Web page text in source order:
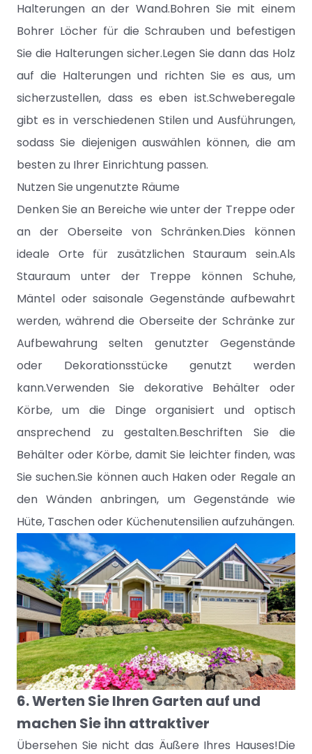
Halterungen an der Wand.Bohren Sie mit einem
Bohrer Löcher für die Schrauben und befestigen
Sie die Halterungen sicher.Legen Sie dann das Holz
auf die Halterungen und richten Sie es aus, um
sicherzustellen, dass es eben ist.Schweberegale
gibt es in verschiedenen Stilen und Ausführungen,
sodass Sie diejenigen auswählen können, die am
besten zu Ihrer Einrichtung passen.
Nutzen Sie ungenutzte Räume
Denken Sie an Bereiche wie unter der Treppe oder
an der Oberseite von Schränken.Dies können
ideale Orte für zusätzlichen Stauraum sein.Als
Stauraum unter der Treppe können Schuhe,
Mäntel oder saisonale Gegenstände aufbewahrt
werden, während die Oberseite der Schränke zur
Aufbewahrung selten genutzter Gegenstände
oder Dekorationsstücke genutzt werden
kann.Verwenden Sie dekorative Behälter oder
Körbe, um die Dinge organisiert und optisch
ansprechend zu gestalten.Beschriften Sie die
Behälter oder Körbe, damit Sie leichter finden, was
Sie suchen.Sie können auch Haken oder Regale an
den Wänden anbringen, um Gegenstände wie
Hüte, Taschen oder Küchenutensilien aufzuhängen.
6. Werten Sie Ihren Garten auf und
machen Sie ihn attraktiver
Übersehen Sie nicht das Äußere Ihres Hauses!Die